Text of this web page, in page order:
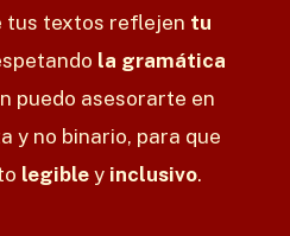
tus textos reflejen tu
la gramática
puedo asesorarte en
y no binario, para que
legibley inclusivo.